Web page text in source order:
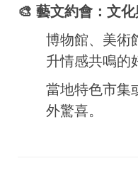
🎨 藝文約會：文
博物館、美術
升情感共鳴的
當地特色市集
外驚喜。